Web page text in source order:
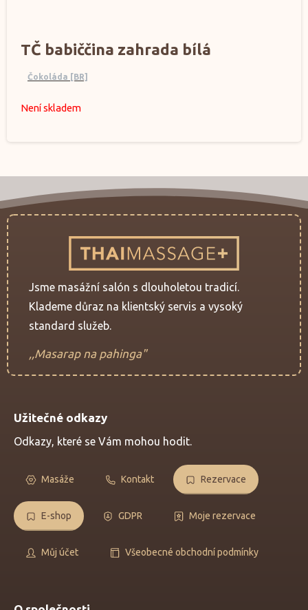
TČ babiččina zahrada bílá
Čokoláda [BR]
Není skladem
Jsme masážní salón s dlouholetou tradicí.
Klademe důraz na klientský servis a vysoký
standard služeb.
,,Masarap na pahinga"
Užitečné odkazy
Odkazy, které se Vám mohou hodit.
Masáže Kontakt Rezervace
E-shop GDPR Moje rezervace
Můj účet Všeobecné obchodní podmínky